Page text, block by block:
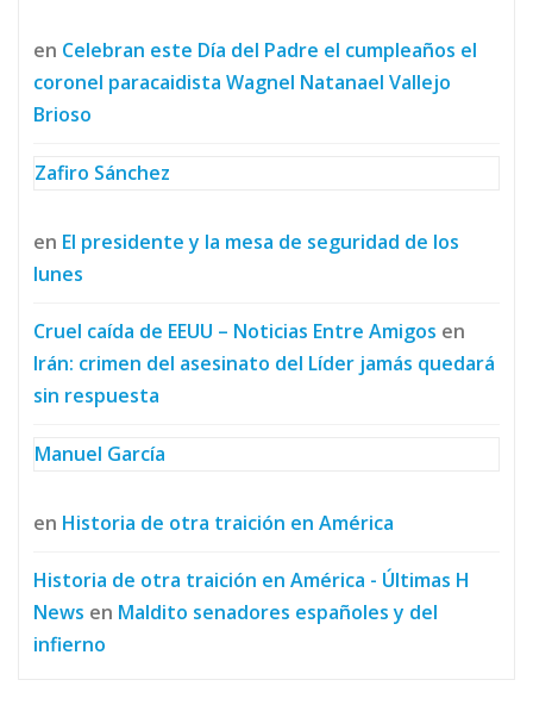
en Celebran este Día del Padre el cumpleaños el
coronel paracaidista Wagnel Natanael Vallejo
Brioso
Zafiro Sánchez
en El presidente y la mesa de seguridad de los
lunes
Cruel caída de EEUU – Noticias Entre Amigos en
Irán: crimen del asesinato del Líder jamás quedará
sin respuesta
Manuel García
en Historia de otra traición en América
Historia de otra traición en América - Últimas H
News en Maldito senadores españoles y del
infierno